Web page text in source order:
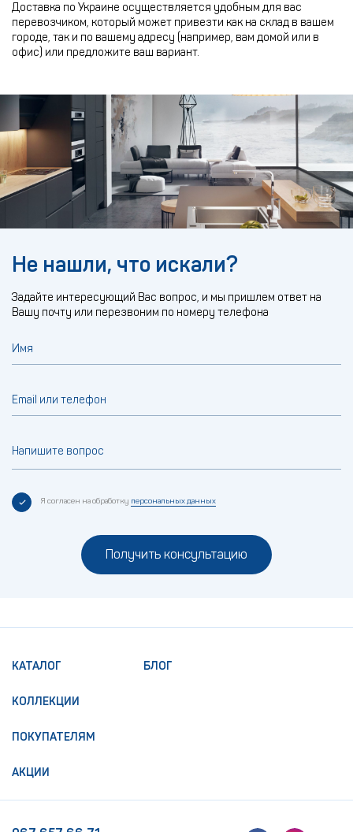
Доставка по Украине осуществляется удобным для вас
перевозчиком, который может привезти как на склад в вашем
городе, так и по вашему адресу (например, вам домой или в
офис) или предложите ваш вариант.
Не нашли, что искали?
Задайте интересующий Вас вопрос, и мы пришлем ответ на
Вашу почту или перезвоним по номеру телефона
Имя
Email или телефон
Напишите вопрос
Я согласен на обработку персональных данных
Получить консультацию
КАТАЛОГ
КОЛЛЕКЦИИ
ПОКУПАТЕЛЯМ
АКЦИИ
БЛОГ